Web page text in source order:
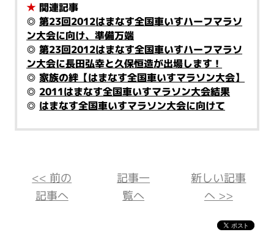
★ 関連記事
◎第23回2012はまなす全国車いすハーフマラソ
ン大会に向け、準備万端
◎第23回2012はまなす全国車いすハーフマラソ
ン大会に長田弘幸と久保恒造が出場します！
◎家族の絆【はまなす全国車いすマラソン大会】
◎ 2011はまなす全国車いすマラソン大会結果
◎ はまなす全国車いすマラソン大会に向けて
<< 前の
記事へ
記事一
覧へ
新しい記事
へ >>